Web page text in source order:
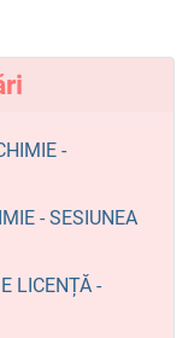
-
- SESIUNEA
LICENȚĂ -